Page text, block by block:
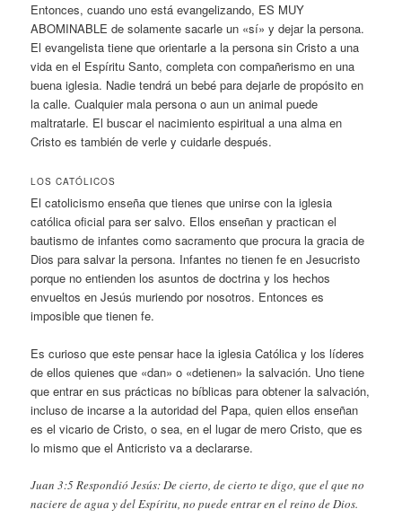
Entonces, cuando uno está evangelizando, ES MUY
ABOMINABLE de solamente sacarle un «sí» y dejar la persona.
El evangelista tiene que orientarle a la persona sin Cristo a una
vida en el Espíritu Santo, completa con compañerismo en una
buena iglesia. Nadie tendrá un bebé para dejarle de propósito en
la calle. Cualquier mala persona o aun un animal puede
maltratarle. El buscar el nacimiento espiritual a una alma en
Cristo es también de verle y cuidarle después.
LOS CATÓLICOS
El catolicismo enseña que tienes que unirse con la iglesia
católica oficial para ser salvo. Ellos enseñan y practican el
bautismo de infantes como sacramento que procura la gracia de
Dios para salvar la persona. Infantes no tienen fe en Jesucristo
porque no entienden los asuntos de doctrina y los hechos
envueltos en Jesús muriendo por nosotros. Entonces es
imposible que tienen fe.
Es curioso que este pensar hace la iglesia Católica y los líderes
de ellos quienes que «dan» o «detienen» la salvación. Uno tiene
que entrar en sus prácticas no bíblicas para obtener la salvación,
incluso de incarse a la autoridad del Papa, quien ellos enseñan
es el vicario de Cristo, o sea, en el lugar de mero Cristo, que es
lo mismo que el Anticristo va a declararse.
Juan 3:5 Respondió Jesús: De cierto, de cierto te digo, que el que no
naciere de agua y del Espíritu, no puede entrar en el reino de Dios.